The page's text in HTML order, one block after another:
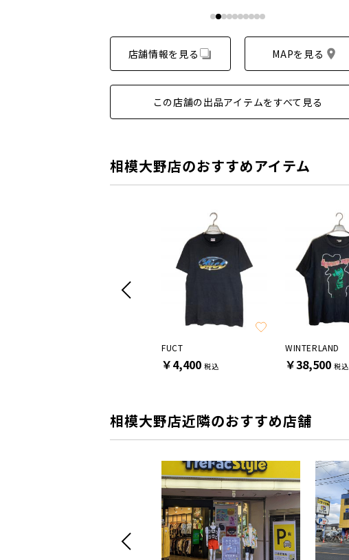
店舗情報を見る MAPを見る
この店舗の出品アイテムをすべて見る
相模大野店のおすすめアイテム
FUCT
￥4,400 税込
WINTERLAND
￥38,500 税込
相模大野店近隣のおすすめ店舗